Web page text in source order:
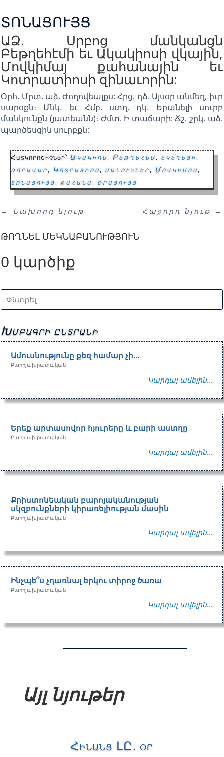
ՏՈՆԱՑՈՒՅՑ
ԱՁ. Սրբոց մանկանցն
Բեթղեհէմի եւ Ակակիոսի վկային,
Մովկիմայ քահանային եւ
Կոտրատիոսի զինաւորին:
Օրհ. Մրտ. աձ. Ժողովեալքս: Հրց. դձ. Այսօր անմեղ, իւր
սարօքն։ Մնկ. եւ Հմբ. ստղ. դկ. Երանելի սուրբ
մանկունքն (յատեանն)։ Ժմտ. Ի տաճարի: Ճշ. շրկ. աձ.
պարծեսցին սուրբքն:
Հատկորոշիչներ՝ Ակակիոս, Բեթղեհեմ, եկեղեցի,
զորավար, Կոտրատիոս, մանուկներ, Մովկիմոս,
տոնացույց, քահանա, օրացույց
← Նախորդ նյութ Հաջորդ նյութ →
ԹՈՂՆԵԼ ՄԵԿՆԱԲԱՆՈՒԹՅՈՒՆ
0 կարծիք
Խմբագրի ընտրանի
Ամուսնությունը քեզ համար չի…
Բարոյախրատական
Կարդալ ավելին...
Երեք արտասովոր հյուրերը և բարի աստղը
Բարոյախրատական
Կարդալ ավելին...
Քրիստոնեական բարոյականության
սկզբունքների կիրառելիության մասին
Բարոյախրատական
Կարդալ ավելին...
Ինչպե՞ս չդառնալ երկու տիրոջ ծառա
Բարոյախրատական
Կարդալ ավելին...
Այլ նյութեր
Հինանց ԼԸ. օր